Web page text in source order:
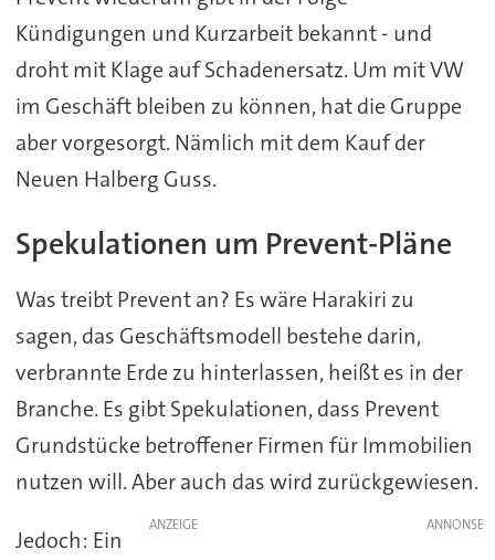
Kündigungen und Kurzarbeit bekannt - und
droht mit Klage auf Schadenersatz. Um mit VW
im Geschäft bleiben zu können, hat die Gruppe
aber vorgesorgt. Nämlich mit dem Kauf der
Neuen Halberg Guss.
Spekulationen um Prevent-Pläne
Was treibt Prevent an? Es wäre Harakiri zu
sagen, das Geschäftsmodell bestehe darin,
verbrannte Erde zu hinterlassen, heißt es in der
Branche. Es gibt Spekulationen, dass Prevent
Grundstücke betroffener Firmen für Immobilien
nutzen will. Aber auch das wird zurückgewiesen.
ANZEIGE
Jedoch: Ein